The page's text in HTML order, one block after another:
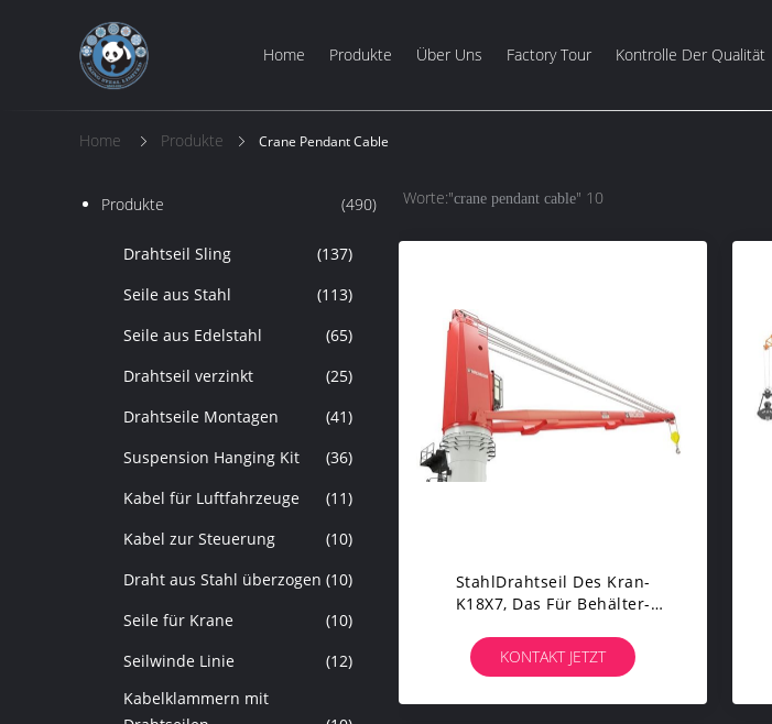
Home Produkte Über Uns Factory Tour Kontrolle Der Qualität
Home Produkte Crane Pendant Cable
Produkte (490)
Drahtseil Sling
(137)
Seile aus Stahl
(113)
Seile aus Edelstahl
(65)
Drahtseil verzinkt
(25)
Drahtseile Montagen
(41)
Suspension Hanging Kit
(36)
Kabel für Luftfahrzeuge
(11)
Kabel zur Steuerung
(10)
Draht aus Stahl überzogen (10)
Seile für Krane
(10)
Seilwinde Linie
(12)
Kabelklammern mit
Worte:"crane pendant cable" 10
StahlDrahtseil Des Kran-
K18X7, Das Für Behälter-
Drehen Bewirtet
KONTAKT JETZT